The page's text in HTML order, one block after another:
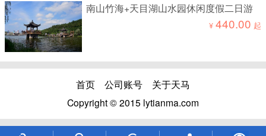
南山竹海+天目湖山水园休闲度假二日游
¥440.00 起
首页 公司账号
关于天马
Copyright © 2015 lytianma.com